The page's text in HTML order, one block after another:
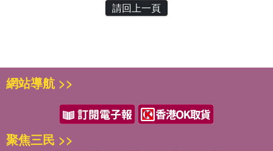
請回上一頁
網站導航 >>
聚焦三民 >>